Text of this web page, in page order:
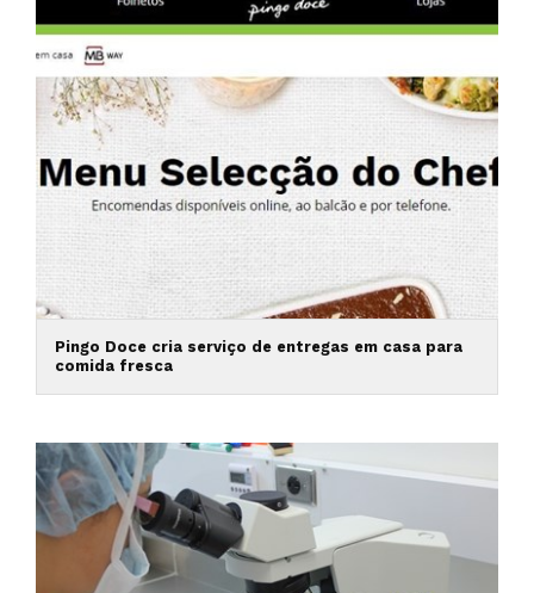
Pingo Doce cria serviço de entregas em casa para
comida fresca